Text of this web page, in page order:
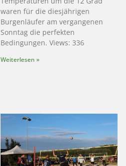
waren für die diesjährigen
Burgenläufer am vergangenen
Sonntag die perfekten
Bedingungen. Views: 336
Weiterlesen »